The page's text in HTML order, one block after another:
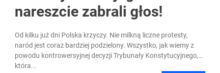
nareszcie zabrali głos!
Od kilku już dni Polska krzyczy. Nie milkną liczne protesty,
naród jest coraz bardziej podzielony. Wszystko, jak wiemy z
powodu kontrowersyjnej decyzji Trybunały Konstytucyjnego,
która...